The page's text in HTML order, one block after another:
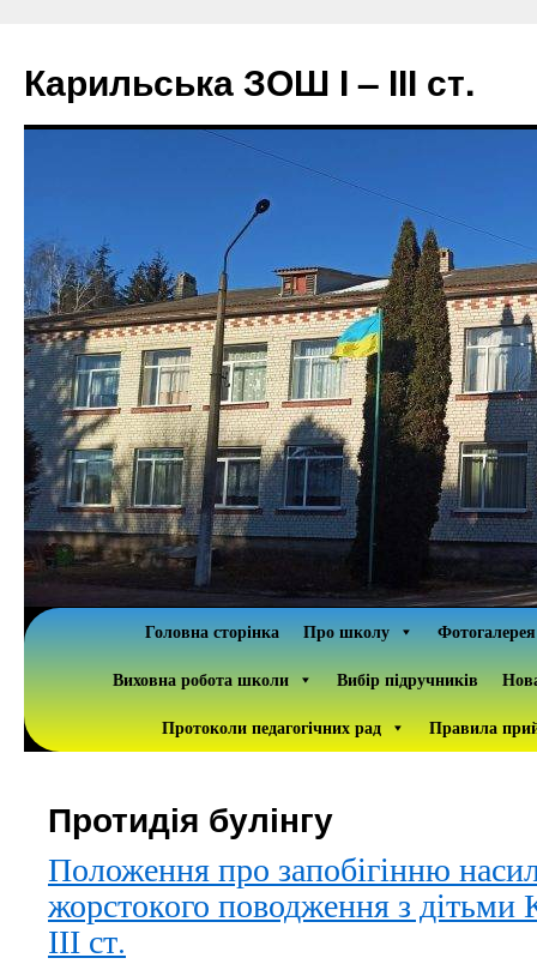
вмісту
Карильська ЗОШ І – ІІІ ст.
Головна сторінка Про школу
Фотогалерея
Виховна робота школи
Вибір підручників
Протоколи педагогічних рад
Правила
Протидія булінгу
Положення про запобігінню
жорстокого поводження з
ІІІ ст.